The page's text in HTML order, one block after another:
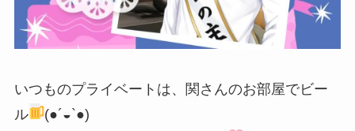
いつものプライベートは、関さんのお部屋でビー
ル
(●´◒`●)